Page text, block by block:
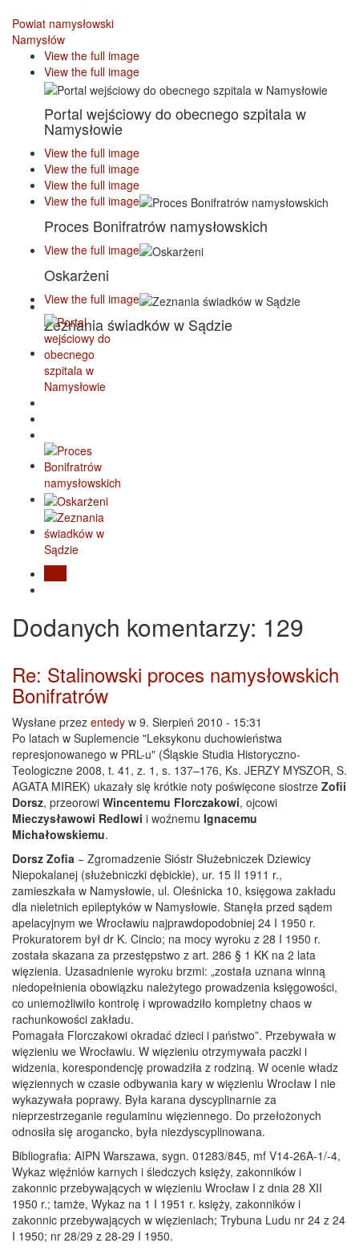
Powiat namysłowski
Namysłów
View the full image
View the full image
Portal wejściowy do obecnego szpitala w
Namysłowie
View the full image
View the full image
View the full image
View the full image
Proces Bonifratrów namysłowskich
View the full image
Oskarżeni
View the full image
Zeznania świadków w Sądzie
Dodanych komentarzy: 129
Re: Stalinowski proces namysłowskich
Bonifratrów
Wysłane przez entedy w 9. Sierpień 2010 - 15:31
Po latach w Suplemencie "Leksykonu duchowieństwa
represjonowanego w PRL-u" (Śląskie Studia Historyczno-
Teologiczne 2008, t. 41, z. 1, s. 137–176, Ks. JERZY MYSZOR, S.
AGATA MIREK) ukazały się krótkie noty poświęcone siostrze Zofii
Dorsz, przeorowi Wincentemu Florczakowi, ojcowi
Mieczysławowi Redlowi i woźnemu Ignacemu
Michałowskiemu.
Dorsz Zofia − Zgromadzenie Sióstr Służebniczek Dziewicy
Niepokalanej (służebniczki dębickie), ur. 15 II 1911 r.,
zamieszkała w Namysłowie, ul. Oleśnicka 10, księgowa zakładu
dla nieletnich epileptyków w Namysłowie. Stanęła przed sądem
apelacyjnym we Wrocławiu najprawdopodobniej 24 I 1950 r.
Prokuratorem był dr K. Cincio; na mocy wyroku z 28 I 1950 r.
została skazana za przestępstwo z art. 286 § 1 KK na 2 lata
więzienia. Uzasadnienie wyroku brzmi: „została uznana winną
niedopełnienia obowiązku należytego prowadzenia księgowości,
co uniemożliwiło kontrolę i wprowadziło kompletny chaos w
rachunkowości zakładu.
Pomagała Florczakowi okradać dzieci i państwo”. Przebywała w
więzieniu we Wrocławiu. W więzieniu otrzymywała paczki i
widzenia, korespondencję prowadziła z rodziną. W ocenie władz
więziennych w czasie odbywania kary w więzieniu Wrocław I nie
wykazywała poprawy. Była karana dyscyplinarnie za
nieprzestrzeganie regulaminu więziennego. Do przełożonych
odnosiła się arogancko, była niezdyscyplinowana.
Bibliografia: AIPN Warszawa, sygn. 01283/845, mf V14-26A-1/-4,
Wykaz więźniów karnych i śledczych księży, zakonników i
zakonnic przebywających w więzieniu Wrocław I z dnia 28 XII
1950 r.; tamże, Wykaz na 1 I 1951 r. księży, zakonników i
zakonnic przebywających w więzieniach; Trybuna Ludu nr 24 z 24
I 1950; nr 28/29 z 28-29 I 1950.